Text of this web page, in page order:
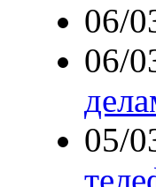
06/
06/
05/